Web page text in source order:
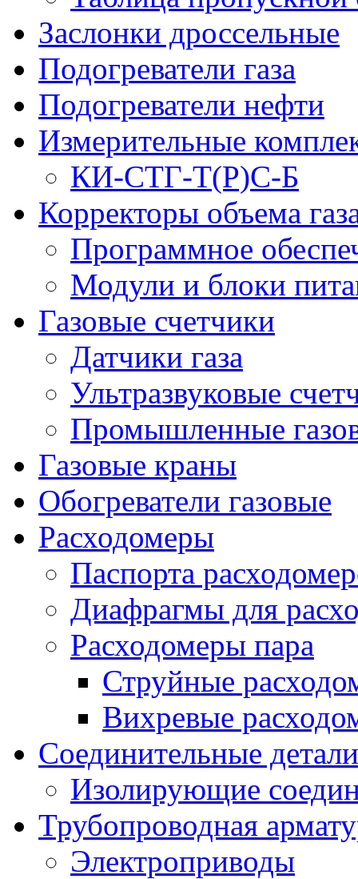
Заслонки дроссельные
Подогреватели газа
Подогреватели нефти
Измерительные
КИ-СТГ-Т(Р)С-Б
Корректоры объема
Программное
Модули и блоки
Газовые счетчики
Датчики газа
Ультразвуковые
Промышленные
Газовые краны
Обогреватели газовые
Расходомеры
Паспорта
Диафрагмы для
Расходомеры пара
Струйные
Вихревые
Соединительные детали
Изолирующие
Трубопроводная
Электроприводы